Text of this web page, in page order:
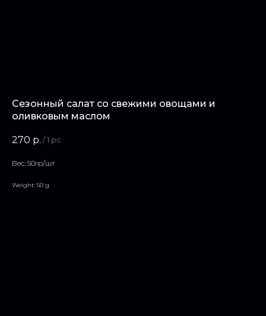
Сезонный салат со свежими овощами и
оливковым маслом
270 р. / 1 pc
Вес: 50гр/шт
Weight: 50 g